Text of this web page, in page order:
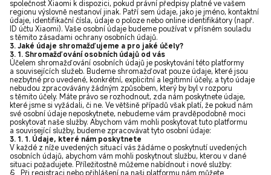
společnost Xiaomi k dispozici, pokud právní předpisy platné ve vašem
regionu výslovně nestanoví jinak. Patří sem údaje, jako je jméno, kontaktní
údaje, identifikační čísla, údaje o poloze nebo online identifikátory (např.
ID účtu Xiaomi). Vaše osobní údaje budeme používat v přísném souladu
s těmito zásadami ochrany osobních údajů.
3. Jaké údaje shromažďujeme a pro jaké účely?
3. 1. Shromažďování osobních údajů od vás
Účelem shromažďování osobních údajů je poskytování této platformy
a souvisejících služeb. Budeme shromažďovat pouze údaje, které jsou
nezbytné pro uvedené, konkrétní, explicitní a legitimní účely, a tyto údaje
nebudou zpracovávány žádným způsobem, který by byl v rozporu
s těmito účely. Máte právo se rozhodnout, zda nám poskytnete údaje,
které jsme si vyžádali, či ne. Ve většině případů však platí, že pokud nám
své osobní údaje neposkytnete, nebudeme vám pravděpodobně moci
poskytovat naše služby. Abychom vám mohli poskytovat tuto platformu
a související služby, budeme zpracovávat tyto osobní údaje:
3. 1. 1. Údaje, které nám poskytnete
V každé z níže uvedených situací vás žádáme o poskytnutí uvedených
osobních údajů, abychom vám mohli poskytnout službu, kterou v dané
situaci požadujete. Příležitostně můžeme nabídnout i nové služby:
§ Při registraci nebo přihlášení na naši platformu nám můžete